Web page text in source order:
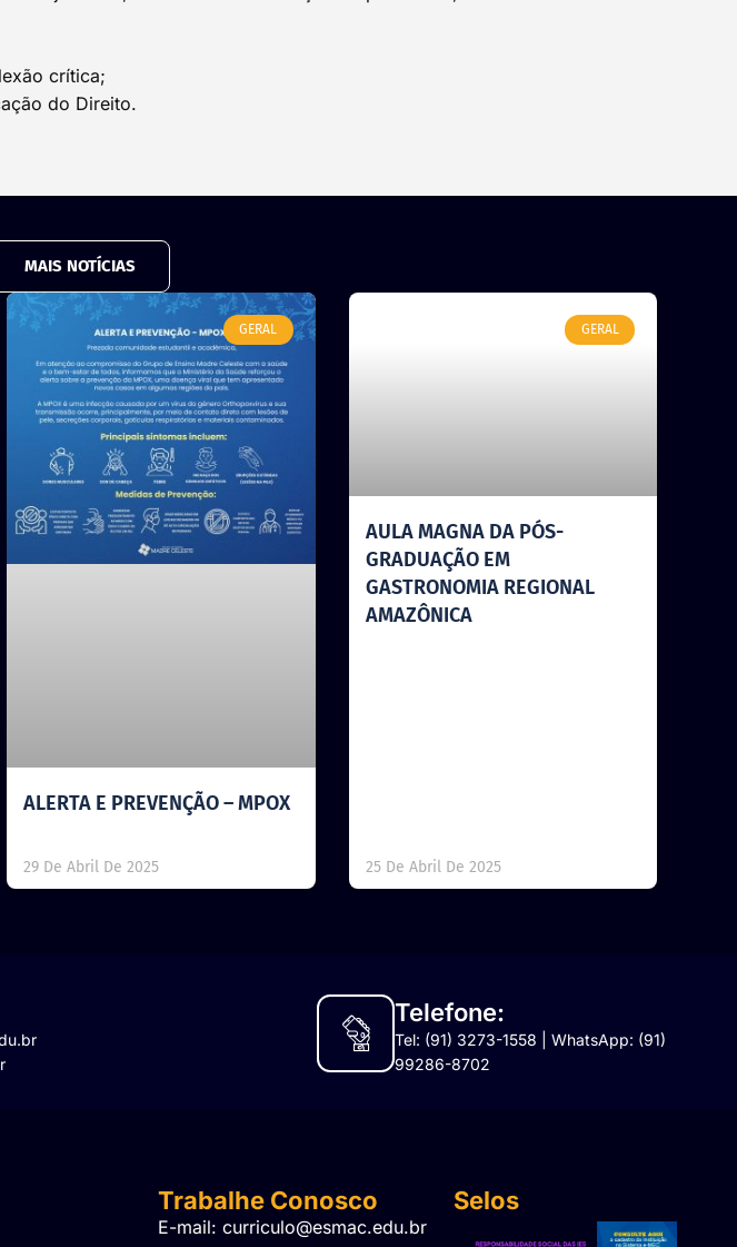
crítica;
do Direito.
MAIS NOTÍCIAS
GERAL
ALERTA E PREVENÇÃO – MPOX
29 De Abril De 2025
GERAL
AULA MAGNA DA PÓS-
GRADUAÇÃO EM
GASTRONOMIA REGIONAL
AMAZÔNICA
25 De Abril De 2025
Telefone:
Tel: (91) 3273-1558 | WhatsApp: (91)
99286-8702
Trabalhe Conosco
E-mail: curriculo@esmac.edu.br
Selos